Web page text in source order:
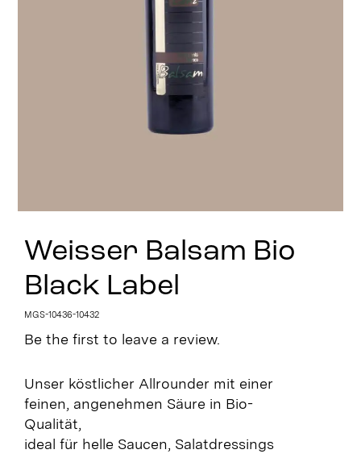
Weisser Balsam Bio
Black Label
MGS-10436-10432
Be the first to leave a review.
Unser köstlicher Allrounder mit einer
feinen, angenehmen Säure in Bio-
Qualität,
ideal für helle Saucen, Salatdressings